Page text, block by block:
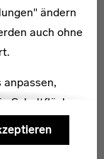
ändern
auch ohne
Schaltfläche
in